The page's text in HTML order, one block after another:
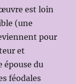
est loin
(une
pour
et
épouse du
féodales